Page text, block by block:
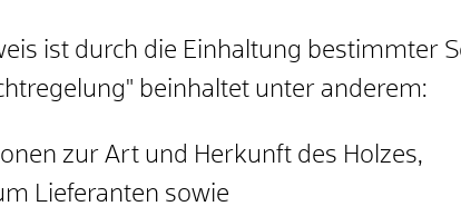
ist durch die Einhaltung bestimmter
beinhaltet unter anderem:
zur Art und Herkunft des Holzes,
Lieferanten sowie